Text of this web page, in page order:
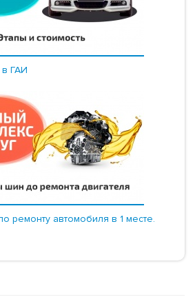
в ГАИ
ремонту автомобиля в 1 месте.